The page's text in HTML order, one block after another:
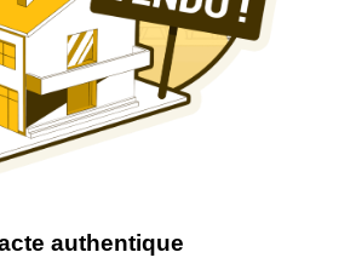
authentique